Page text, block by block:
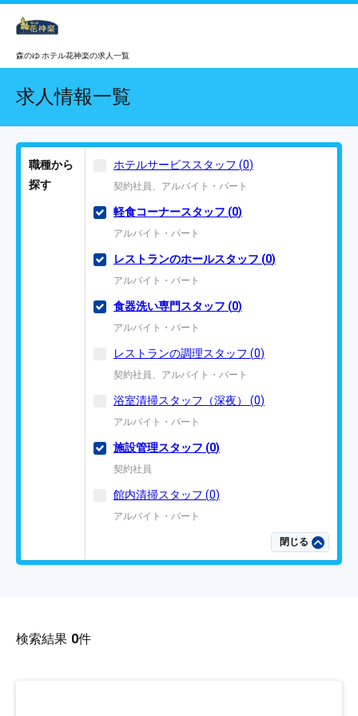
森のゆ ホテル花神楽の求人一覧
求人情報一覧
職種から
探す
ホテルサービススタッフ (0)
契約社員、アルバイト・パート
軽食コーナースタッフ (0)
アルバイト・パート
レストランのホールスタッフ (0)
アルバイト・パート
食器洗い専門スタッフ (0)
アルバイト・パート
レストランの調理スタッフ (0)
契約社員、アルバイト・パート
浴室清掃スタッフ（深夜） (0)
アルバイト・パート
施設管理スタッフ (0)
契約社員
館内清掃スタッフ (0)
アルバイト・パート
閉じる
検索結果 0件